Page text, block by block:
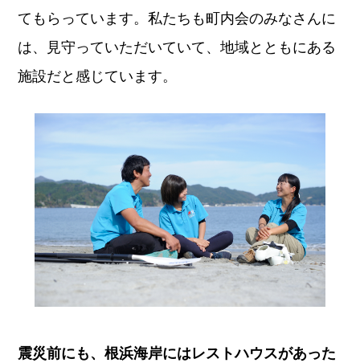
てもらっています。私たちも町内会のみなさんに
は、見守っていただいていて、地域とともにある
施設だと感じています。
震災前にも、根浜海岸にはレストハウスがあった